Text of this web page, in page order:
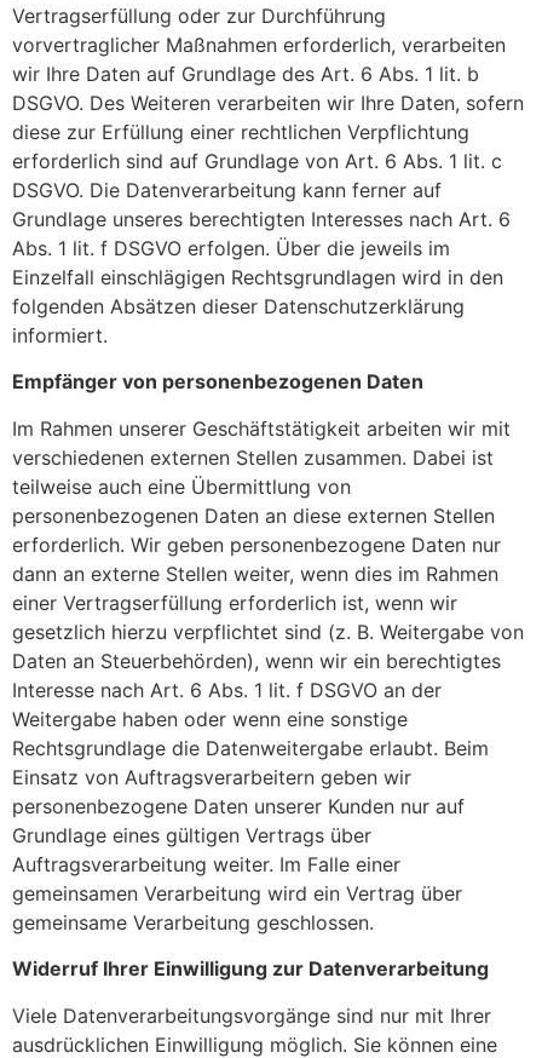
Vertragserfüllung oder zur Durchführung
vorvertraglicher Maßnahmen erforderlich, verarbeiten
wir Ihre Daten auf Grundlage des Art. 6 Abs. 1 lit. b
DSGVO. Des Weiteren verarbeiten wir Ihre Daten, sofern
diese zur Erfüllung einer rechtlichen Verpflichtung
erforderlich sind auf Grundlage von Art. 6 Abs. 1 lit. c
DSGVO. Die Datenverarbeitung kann ferner auf
Grundlage unseres berechtigten Interesses nach Art. 6
Abs. 1 lit. f DSGVO erfolgen. Über die jeweils im
Einzelfall einschlägigen Rechtsgrundlagen wird in den
folgenden Absätzen dieser Datenschutzerklärung
informiert.
Empfänger von personenbezogenen Daten
Im Rahmen unserer Geschäftstätigkeit arbeiten wir mit
verschiedenen externen Stellen zusammen. Dabei ist
teilweise auch eine Übermittlung von
personenbezogenen Daten an diese externen Stellen
erforderlich. Wir geben personenbezogene Daten nur
dann an externe Stellen weiter, wenn dies im Rahmen
einer Vertragserfüllung erforderlich ist, wenn wir
gesetzlich hierzu verpflichtet sind (z. B. Weitergabe von
Daten an Steuerbehörden), wenn wir ein berechtigtes
Interesse nach Art. 6 Abs. 1 lit. f DSGVO an der
Weitergabe haben oder wenn eine sonstige
Rechtsgrundlage die Datenweitergabe erlaubt. Beim
Einsatz von Auftragsverarbeitern geben wir
personenbezogene Daten unserer Kunden nur auf
Grundlage eines gültigen Vertrags über
Auftragsverarbeitung weiter. Im Falle einer
gemeinsamen Verarbeitung wird ein Vertrag über
gemeinsame Verarbeitung geschlossen.
Widerruf Ihrer Einwilligung zur Datenverarbeitung
Viele Datenverarbeitungsvorgänge sind nur mit Ihrer
ausdrücklichen Einwilligung möglich. Sie können eine